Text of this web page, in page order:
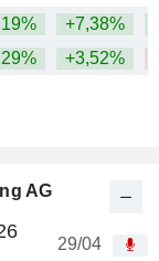
AG
29/04
+7,38%
+3,52%